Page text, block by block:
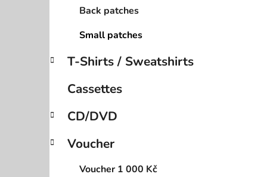
Back patches
Small patches
T-Shirts / Sweatshirts
Cassettes
CD/DVD
Voucher
Voucher 1 000 Kč